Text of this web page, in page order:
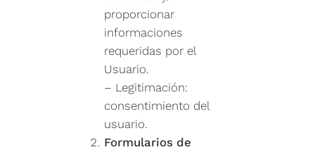
proporcionar
informaciones
requeridas por el
Usuario.
– Legitimación:
consentimiento del
usuario.
Formularios de